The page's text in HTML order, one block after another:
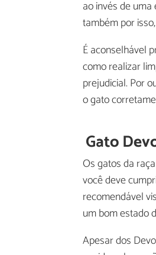
ao invés de
também por
É aconselhável
como realizar
prejudicial. Por
o gato
Gato
Os gatos da
você deve
recomendável
um bom estado
Apesar dos